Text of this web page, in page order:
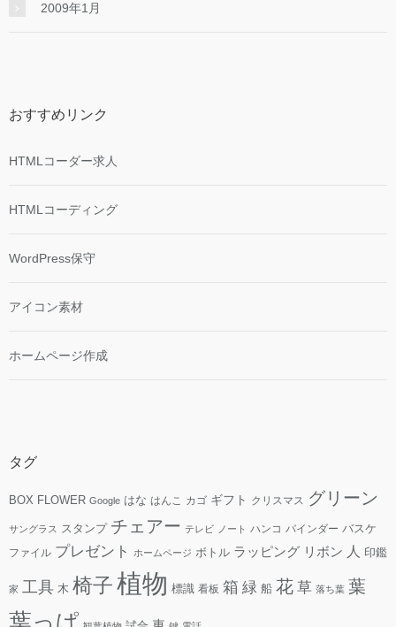
2009年1月
おすすめリンク
HTMLコーダー求人
HTMLコーディング
WordPress保守
アイコン素材
ホームページ作成
タグ
BOX FLOWER Google はな はんこ カゴ ギフト クリスマス グリーン
サングラス スタンプ チェアー テレビ ノート ハンコ バインダー バスケ
ファイル プレゼント ホームページ ボトル ラッピング リボン 人 印鑑
家 工具 木 椅子植物 標識 看板 箱 緑 船 花 草 落ち葉 葉
葉っぱ